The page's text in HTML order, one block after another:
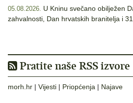
05.08.2026. U Kninu svečano obilježen
zahvalnosti, Dan hrvatskih branitelja i
Pratite naše RSS izvore
morh.hr | Vijesti | Priopćenja | Najave